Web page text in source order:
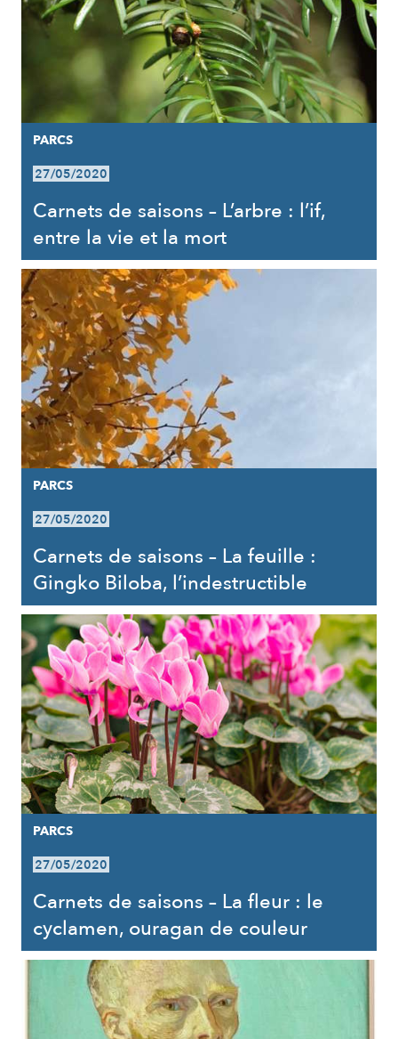
PARCS
27/05/2020
Carnets de saisons – L’arbre : l’if,
entre la vie et la mort
PARCS
27/05/2020
Carnets de saisons – La feuille :
Gingko Biloba, l’indestructible
PARCS
27/05/2020
Carnets de saisons – La fleur : le
cyclamen, ouragan de couleur